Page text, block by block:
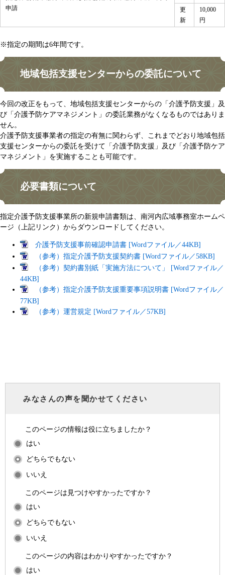
申請
更
新
10,000
円
※指定の期間は6年間です。
地域包括支援センターからの委託について
今回の改正をもって、地域包括支援センターからの「介護予防支援」及
び「介護予防ケアマネジメント」の委託業務がなくなるものではありま
せん。
介護予防支援事業者の指定の有無に関わらず、これまでどおり地域包括
支援センターからの委託を受けて「介護予防支援」及び「介護予防ケア
マネジメント」を実施することも可能です。​
必要書類について
指定介護予防支援事業所の新規申請書類は、南河内広域事務室ホームペ
ージ（上記リンク）からダウンロードしてください。
介護予防支援事前確認申請書 [Wordファイル／44KB]
（参考）指定介護予防支援契約書 [Wordファイル／58KB]
（参考）契約書別紙「実施方法について」 [Wordファイル／
44KB]
（参考）指定介護予防支援重要事項説明書 [Wordファイル／
77KB]
（参考）運営規定 [Wordファイル／57KB]
みなさんの声を聞かせてください
このページの情報は役に立ちましたか？
はい
どちらでもない
いいえ
このページは見つけやすかったですか？
はい
どちらでもない
いいえ
このページの内容はわかりやすかったですか？
はい